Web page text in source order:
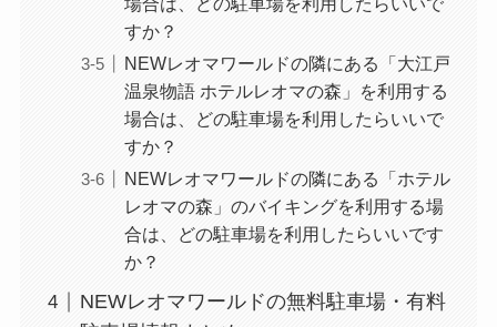
すか？
NEWレオマワールドの隣にある「大江戸
温泉物語 ホテルレオマの森」を利用する
場合は、どの駐車場を利用したらいいで
すか？
NEWレオマワールドの隣にある「ホテル
レオマの森」のバイキングを利用する場
合は、どの駐車場を利用したらいいです
か？
NEWレオマワールドの無料駐車場・有料